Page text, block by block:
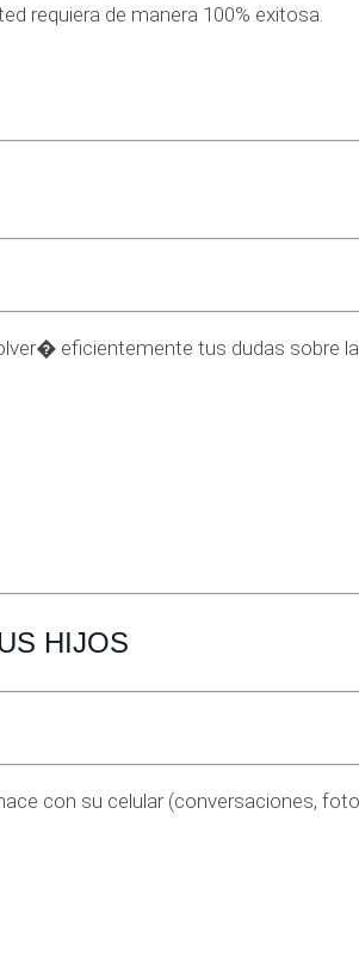
requiera de manera 100% exitosa.
eficientemente tus dudas sobre la
HIJOS
con su celular (conversaciones,